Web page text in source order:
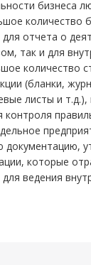
бизнеса
количество
для отчета о
так и для
количество
(бланки,
листы и
контроля
которые
ведения